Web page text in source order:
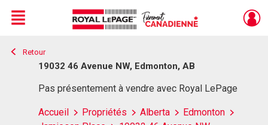
Live
En Direct
Menu
Retour
19032 46 Avenue NW, Edmonton, AB
Pas présentement à vendre avec Royal LePage
Accueil Propriétés Alberta
Edmonton